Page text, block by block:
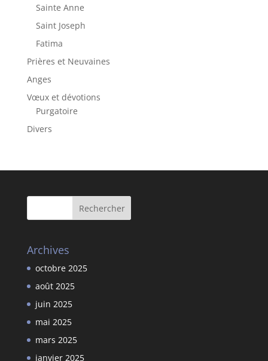
Sainte Anne
Saint Joseph
Fatima
Prières et Neuvaines
Anges
Vœux et dévotions
Purgatoire
Divers
Archives
octobre 2025
août 2025
juin 2025
mai 2025
mars 2025
janvier 2025